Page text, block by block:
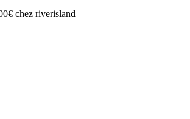
chez riverisland